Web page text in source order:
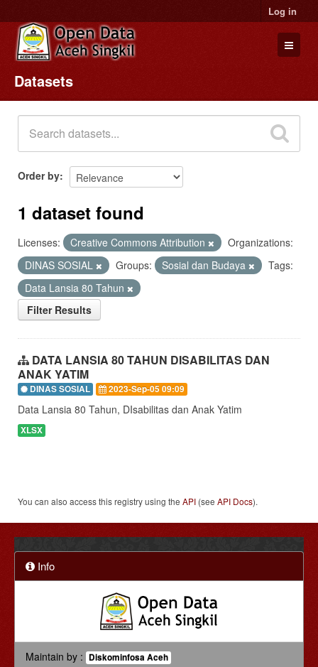
Log in
Datasets
Organizations
Groups
About
Datasets
Order by
1 dataset found
Licenses: Creative Commons Attribution
Organizations:
DINAS SOSIAL
Groups: Sosial dan Budaya
Tags:
Data Lansia 80 Tahun
Filter Results
DATA LANSIA 80 TAHUN DISABILITAS DAN
ANAK YATIM
DINAS SOSIAL 2023-Sep-05 09:09
Data Lansia 80 Tahun, DIsabilitas dan Anak Yatim
XLSX
You can also access this registry using the API (see API Docs).
Info
Maintain by : Diskominfosa Aceh